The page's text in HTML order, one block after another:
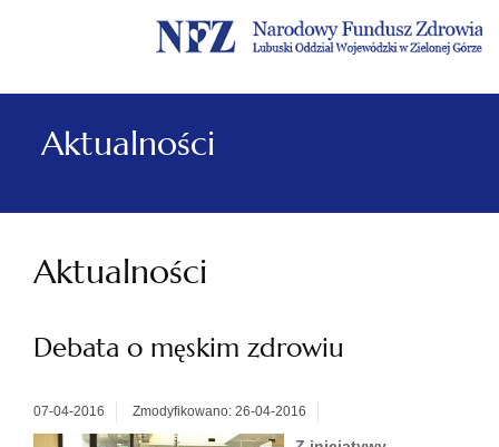
Menu
główne
Menu
lewe
Treść
główna
Szukaj
w
serwisie
Stopka
Aktualności
Aktualności
Debata o męskim zdrowiu
07-04-2016 Zmodyfikowano: 26-04-2016